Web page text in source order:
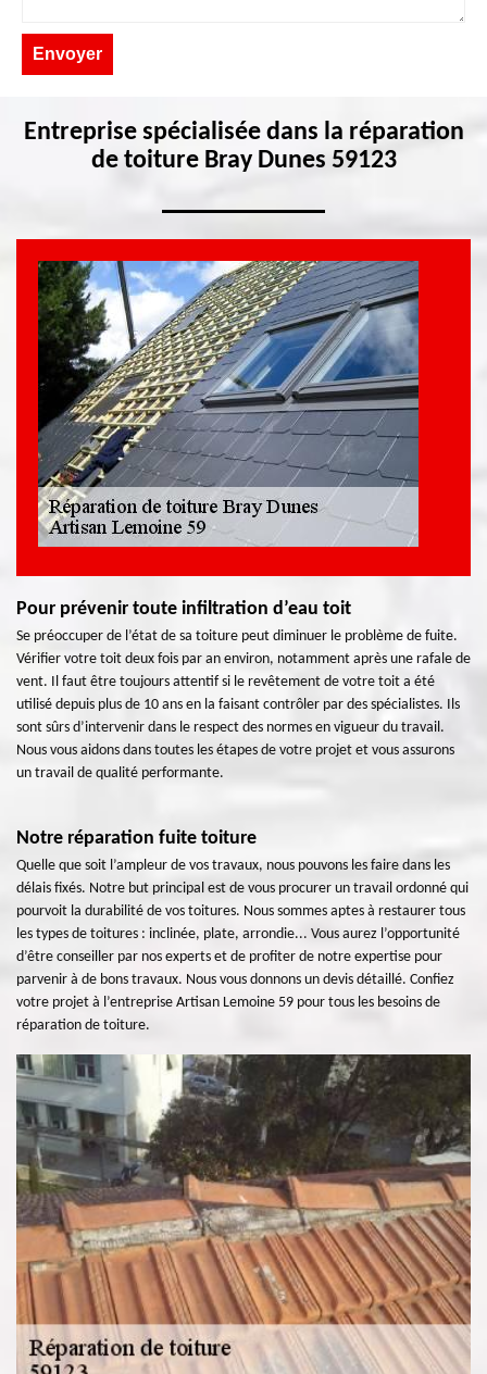
Entreprise spécialisée dans la réparation
de toiture Bray Dunes 59123
Pour prévenir toute infiltration d’eau toit
Se préoccuper de l’état de sa toiture peut diminuer le problème de fuite.
Vérifier votre toit deux fois par an environ, notamment après une rafale de
vent. Il faut être toujours attentif si le revêtement de votre toit a été
utilisé depuis plus de 10 ans en la faisant contrôler par des spécialistes. Ils
sont sûrs d’intervenir dans le respect des normes en vigueur du travail.
Nous vous aidons dans toutes les étapes de votre projet et vous assurons
un travail de qualité performante.
Notre réparation fuite toiture
Quelle que soit l’ampleur de vos travaux, nous pouvons les faire dans les
délais fixés. Notre but principal est de vous procurer un travail ordonné qui
pourvoit la durabilité de vos toitures. Nous sommes aptes à restaurer tous
les types de toitures : inclinée, plate, arrondie... Vous aurez l’opportunité
d’être conseiller par nos experts et de profiter de notre expertise pour
parvenir à de bons travaux. Nous vous donnons un devis détaillé. Confiez
votre projet à l’entreprise Artisan Lemoine 59 pour tous les besoins de
réparation de toiture.